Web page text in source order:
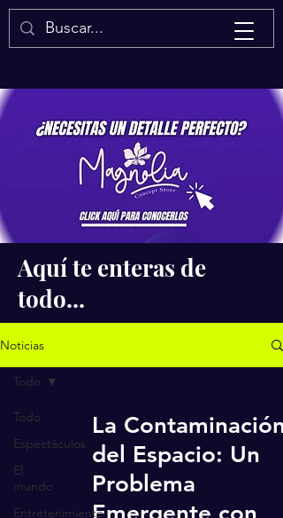
Isaac Quintal
Aquí te enteras de
todo...
Noticias
Todo
Espectáculos
El
mundo
Entretenimiento
Todo
La Contaminación
del Espacio: Un
Problema